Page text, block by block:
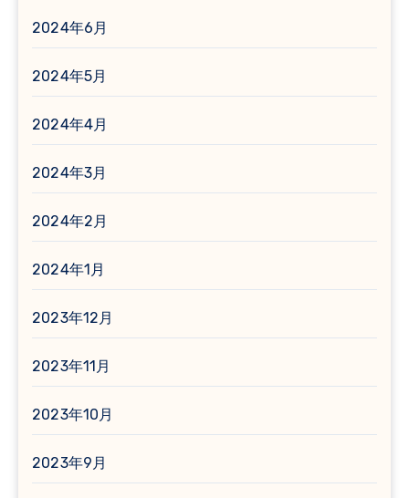
2024年6月
2024年5月
2024年4月
2024年3月
2024年2月
2024年1月
2023年12月
2023年11月
2023年10月
2023年9月